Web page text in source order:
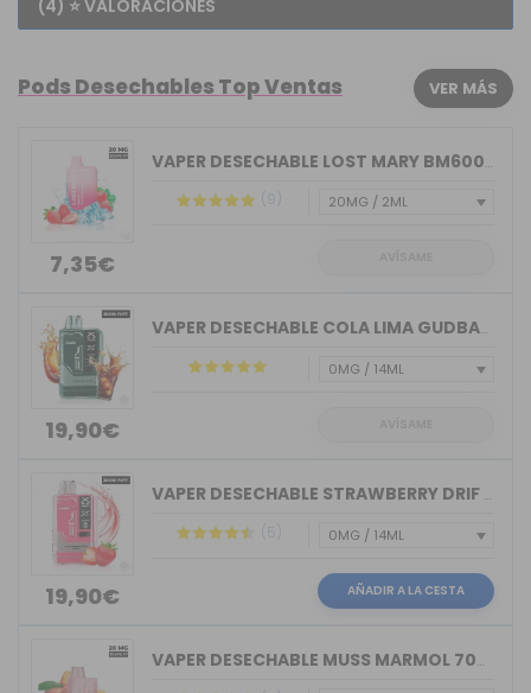
(4) ⭐ VALORACIONES
Pods Desechables Top Ventas VER MÁS
7,35€
VAPER DESECHABLE LOST MARY BM600 STRA...
(9)
19,90€
VAPER DESECHABLE COLA LIMA GUDBAR X-U...
19,90€
VAPER DESECHABLE STRAWBERRY DRIF GUDB...
(5)
AÑADIR A LA CESTA
VAPER DESECHABLE MUSS MARMOL 700 TRIP...